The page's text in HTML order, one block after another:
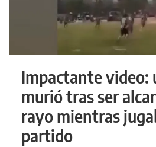
Impactante
murió tras ser
rayo mientras
partido